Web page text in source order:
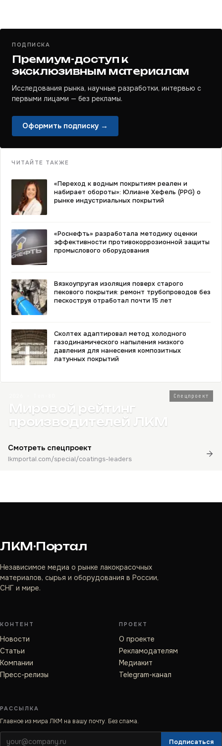
ПОДПИСКА
Премиум-доступ к
эксклюзивным материалам
Исследования рынка, научные разработки, интервью с
первыми лицами — без рекламы.
Оформить подписку →
ЧИТАЙТЕ ТАКЖЕ
«Переход к водным покрытиям реален и
набирает обороты»: Юлиане Хефель (PPG) о
рынке индустриальных покрытий
«Роснефть» разработала методику оценки
эффективности противокоррозионной защиты
промыслового оборудования
Вязкоупругая изоляция поверх старого
пекового покрытия: ремонт трубопроводов без
пескоструя отработал почти 15 лет
Сколтех адаптировал метод холодного
газодинамического напыления низкого
давления для нанесения композитных
латунных покрытий
Спецпроект
Мировой рейтинг
производителей ЛКМ
Смотреть спецпроект
lkmportal.com/special/coatings-leaders
ЛКМ·Портал
Независимое медиа о рынке лакокрасочных
материалов, сырья и оборудования в России,
СНГ и мире.
КОНТЕНТ
Новости
Статьи
Компании
Пресс-релизы
ПРОЕКТ
О проекте
Рекламодателям
Медиакит
Telegram-канал
РАССЫЛКА
Главное из мира ЛКМ на вашу почту. Без спама.
Подписаться